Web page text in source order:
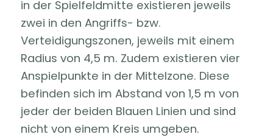
in der Spielfeldmitte existieren jeweils
zwei in den Angriffs- bzw.
Verteidigungszonen, jeweils mit einem
Radius von 4,5 m. Zudem existieren vier
Anspielpunkte in der Mittelzone. Diese
befinden sich im Abstand von 1,5 m von
jeder der beiden Blauen Linien und sind
nicht von einem Kreis umgeben.